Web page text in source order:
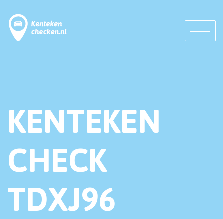
KENTEKEN
CHECK
TDXJ96